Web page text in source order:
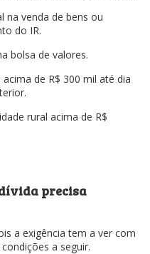
na venda de bens ou
do IR.
bolsa de valores.
de R$ 300 mil até dia
rural acima de R$
precisa
a exigência tem a ver com
a seguir.